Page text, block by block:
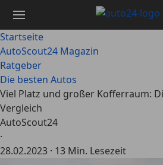
Hauptinhalt
springen
Startseite
AutoScout24 Magazin
Ratgeber
Die besten Autos
Viel Platz und großer Kofferraum:
Vergleich
AutoScout24
·
28.02.2023 · 13 Min. Lesezeit